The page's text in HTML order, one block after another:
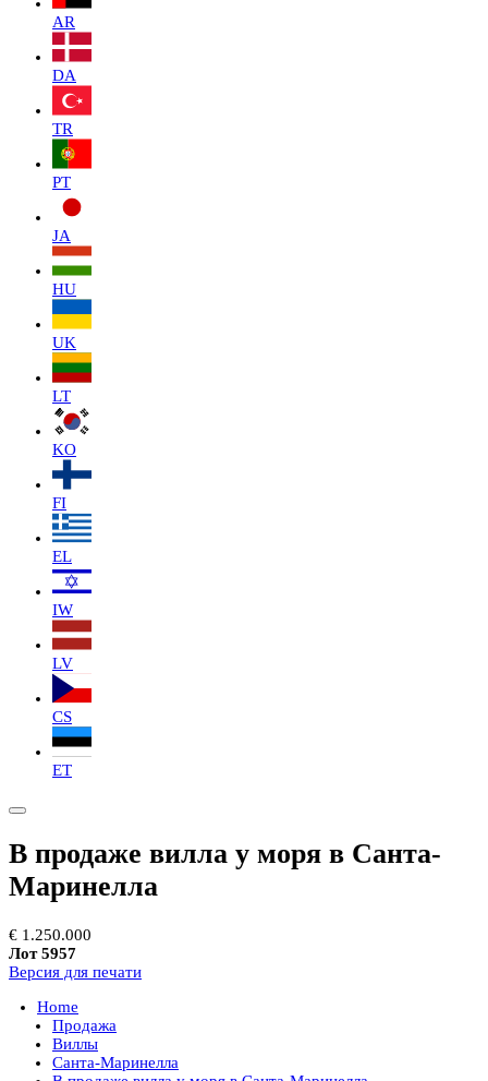
AR
DA
TR
PT
JA
HU
UK
LT
KO
FI
EL
IW
LV
CS
ET
В продаже вилла у моря в Санта-
Маринелла
€ 1.250.000
Лот 5957
Версия для печати
Home
Продажа
Виллы
Санта-Маринелла